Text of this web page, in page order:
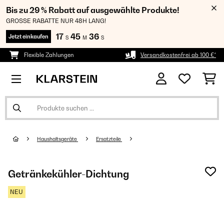
Bis zu 29 % Rabatt auf ausgewählte Produkte!
GROSSE RABATTE NUR 48H LANG!
Jetzt einkaufen 17 S 45 M 35 S
Flexible Zahlungen Versandkostenfrei ab 100 €*
Haushaltsgeräte Ersatzteile
Getränkekühler-Dichtung
NEU